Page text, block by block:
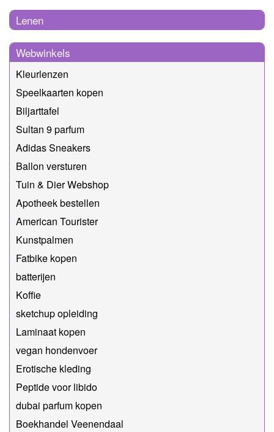
Lenen
Webwinkels
Kleurlenzen
Speelkaarten kopen
Biljarttafel
Sultan 9 parfum
Adidas Sneakers
Ballon versturen
Tuin & Dier Webshop
Apotheek bestellen
American Tourister
Kunstpalmen
Fatbike kopen
batterijen
Koffie
sketchup opleiding
Laminaat kopen
vegan hondenvoer
Erotische kleding
Peptide voor libido
dubai parfum kopen
Boekhandel Veenendaal